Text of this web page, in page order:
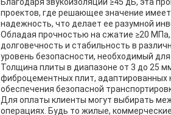
проектов, где решающее значение
надежность, что делает ее разумной
Обладая прочностью на сжатие ≥20
долговечность и стабильность в
уровень безопасности, необходимый
Толщина плиты в диапазоне от 3 до 25
фиброцементных плит, адаптированных
обеспечения безопасной
Для оплаты клиенты могут выбирать
операциях. Будь то жилые,